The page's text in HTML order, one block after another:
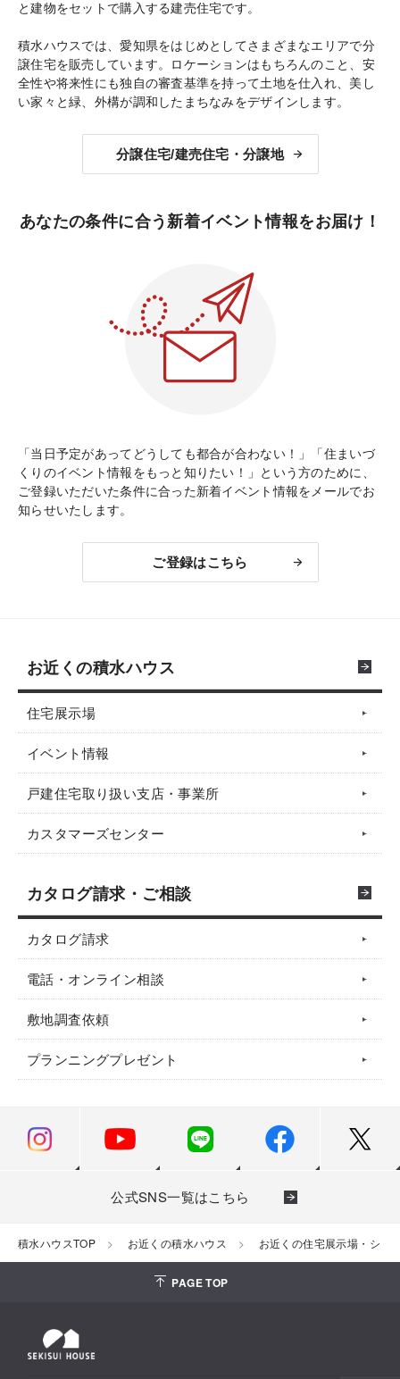
と建物をセットで購入する建売住宅です。
積水ハウスでは、愛知県をはじめとしてさまざまなエリアで分
譲住宅を販売しています。ロケーションはもちろんのこと、安
全性や将来性にも独自の審査基準を持って土地を仕入れ、美し
い家々と緑、外構が調和したまちなみをデザインします。
分譲住宅/建売住宅・分譲地
あなたの条件に合う新着イベント情報をお届け！
「当日予定があってどうしても都合が合わない！」「住まいづ
くりのイベント情報をもっと知りたい！」という方のために、
ご登録いただいた条件に合った新着イベント情報をメールでお
知らせいたします。
ご登録はこちら
お近くの積水ハウス
住宅展示場
イベント情報
戸建住宅取り扱い支店・事業所
カスタマーズセンター
カタログ請求・ご相談
カタログ請求
電話・オンライン相談
敷地調査依頼
プランニングプレゼント
公式SNS一覧はこちら
積水ハウスTOP お近くの積水ハウス お近くの住宅展示場・ショ
PAGE TOP